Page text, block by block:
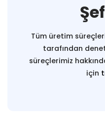
Tüm üretim
tarafından
süreçlerimiz
için